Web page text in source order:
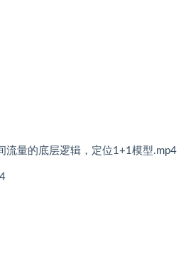
流量的底层逻辑，定位1+1模型.mp4